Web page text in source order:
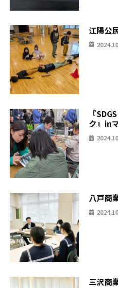
江陽公
『
ク』in
八戸商
三沢商